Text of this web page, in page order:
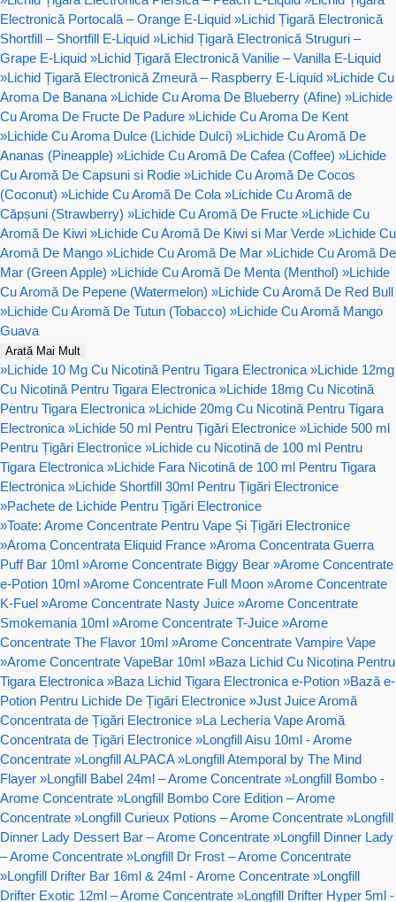
Electronică Portocală – Orange E-Liquid »Lichid Țigară Electronică
Shortfill – Shortfill E-Liquid »Lichid Țigară Electronică Struguri –
Grape E-Liquid »Lichid Țigară Electronică Vanilie – Vanilla E-Liquid
»Lichid Țigară Electronică Zmeură – Raspberry E-Liquid »Lichide Cu
Aroma De Banana »Lichide Cu Aroma De Blueberry (Afine) »Lichide
Cu Aroma De Fructe De Padure »Lichide Cu Aroma De Kent
»Lichide Cu Aroma Dulce (Lichide Dulci) »Lichide Cu Aromă De
Ananas (Pineapple) »Lichide Cu Aromă De Cafea (Coffee) »Lichide
Cu Aromă De Capsuni si Rodie »Lichide Cu Aromă De Cocos
(Coconut) »Lichide Cu Aromă De Cola »Lichide Cu Aromă de
Căpșuni (Strawberry) »Lichide Cu Aromă De Fructe »Lichide Cu
Aromă De Kiwi »Lichide Cu Aromă De Kiwi si Mar Verde »Lichide Cu
Aromă De Mango »Lichide Cu Aromă De Mar »Lichide Cu Aromă De
Mar (Green Apple) »Lichide Cu Aromă De Menta (Menthol) »Lichide
Cu Aromă De Pepene (Watermelon) »Lichide Cu Aromă De Red Bull
»Lichide Cu Aromă De Tutun (Tobacco) »Lichide Cu Aromă Mango
Guava
Arată Mai Mult
»Lichide 10 Mg Cu Nicotină Pentru Tigara Electronica »Lichide 12mg
Cu Nicotină Pentru Tigara Electronica »Lichide 18mg Cu Nicotină
Pentru Tigara Electronica »Lichide 20mg Cu Nicotină Pentru Tigara
Electronica »Lichide 50 ml Pentru Țigări Electronice »Lichide 500 ml
Pentru Țigări Electronice »Lichide cu Nicotină de 100 ml Pentru
Tigara Electronica »Lichide Fara Nicotină de 100 ml Pentru Tigara
Electronica »Lichide Shortfill 30ml Pentru Țigări Electronice
»Pachete de Lichide Pentru Țigări Electronice
»Toate: Arome Concentrate Pentru Vape Și Țigări Electronice
»Aroma Concentrata Eliquid France »Aroma Concentrata Guerra
Puff Bar 10ml »Arome Concentrate Biggy Bear »Arome Concentrate
e-Potion 10ml »Arome Concentrate Full Moon »Arome Concentrate
K-Fuel »Arome Concentrate Nasty Juice »Arome Concentrate
Smokemania 10ml »Arome Concentrate T-Juice »Arome
Concentrate The Flavor 10ml »Arome Concentrate Vampire Vape
»Arome Concentrate VapeBar 10ml »Baza Lichid Cu Nicotina Pentru
Tigara Electronica »Baza Lichid Tigara Electronica e-Potion »Bază e-
Potion Pentru Lichide De Țigări Electronice »Just Juice Aromă
Concentrata de Țigări Electronice »La Lechería Vape Aromă
Concentrata de Țigări Electronice »Longfill Aisu 10ml - Arome
Concentrate »Longfill ALPACA »Longfill Atemporal by The Mind
Flayer »Longfill Babel 24ml – Arome Concentrate »Longfill Bombo -
Arome Concentrate »Longfill Bombo Core Edition – Arome
Concentrate »Longfill Curieux Potions – Arome Concentrate »Longfill
Dinner Lady Dessert Bar – Arome Concentrate »Longfill Dinner Lady
– Arome Concentrate »Longfill Dr Frost – Arome Concentrate
»Longfill Drifter Bar 16ml & 24ml - Arome Concentrate »Longfill
Drifter Exotic 12ml – Arome Concentrate »Longfill Drifter Hyper 5ml -